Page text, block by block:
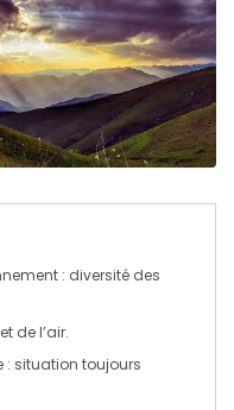
: diversité des
et de l’air.
: situation toujours